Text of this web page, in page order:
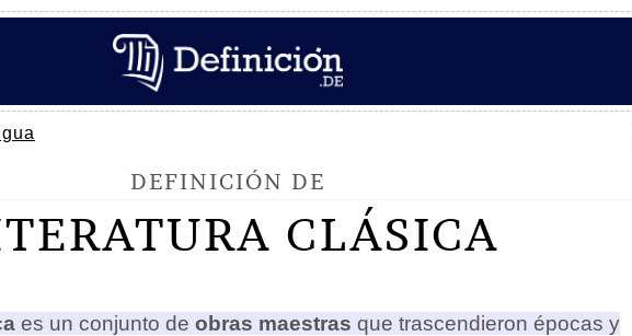
DEFINICIÓN DE
CLÁSICA
es un conjunto de obras maestras que trascendieron épocas y